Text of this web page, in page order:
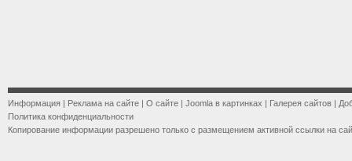
Информация | Реклама на сайте | О сайте | Joomla в картинках | Галерея сайтов |
Политика конфиденциальности
Копирование информации разрешено только с размещением активной ссылки на